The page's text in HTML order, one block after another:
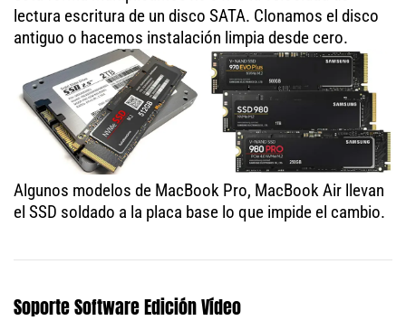
lectura escritura de un disco SATA. Clonamos el disco
antiguo o hacemos instalación limpia desde cero.
Algunos modelos de MacBook Pro, MacBook Air llevan
el SSD soldado a la placa base lo que impide el cambio.
Soporte Software Edición Vídeo